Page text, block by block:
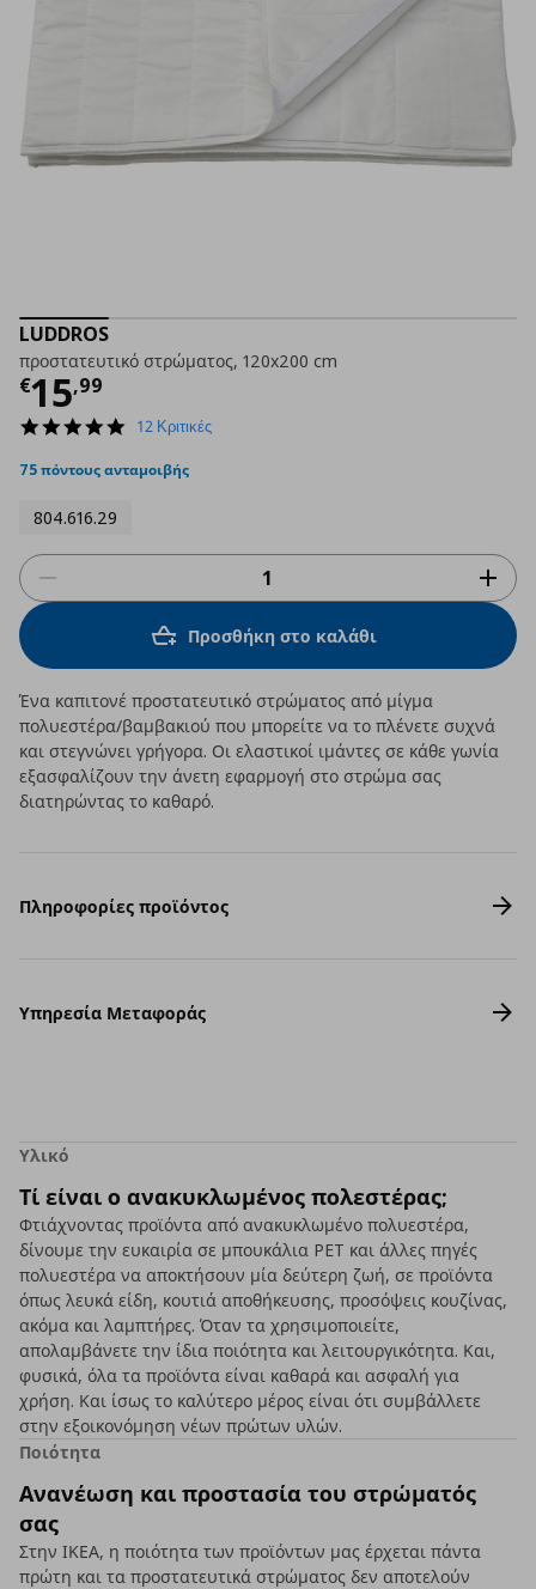
LUDDROS
προστατευτικό στρώματος, 120x200 cm
€15,99
Τρέχουσα τιμή
4.8
rating
12 Κριτικές
75 πόντους ανταμοιβής
804.616.29
Προσθήκη στο καλάθι
Ένα καπιτονέ προστατευτικό στρώματος από μίγμα
πολυεστέρα/βαμβακιού που μπορείτε να το πλένετε συχνά
και στεγνώνει γρήγορα. Οι ελαστικοί ιμάντες σε κάθε γωνία
εξασφαλίζουν την άνετη εφαρμογή στο στρώμα σας
διατηρώντας το καθαρό.
Πληροφορίες προϊόντος
Υπηρεσία Μεταφοράς
Υλικό
Τί είναι ο ανακυκλωμένος πολεστέρας;
Φτιάχνοντας προϊόντα από ανακυκλωμένο πολυεστέρα,
δίνουμε την ευκαιρία σε μπουκάλια PET και άλλες πηγές
πολυεστέρα να αποκτήσουν μία δεύτερη ζωή, σε προϊόντα
όπως λευκά είδη, κουτιά αποθήκευσης, προσόψεις κουζίνας,
ακόμα και λαμπτήρες. Όταν τα χρησιμοποιείτε,
απολαμβάνετε την ίδια ποιότητα και λειτουργικότητα. Και,
φυσικά, όλα τα προϊόντα είναι καθαρά και ασφαλή για
χρήση. Και ίσως το καλύτερο μέρος είναι ότι συμβάλλετε
στην εξοικονόμηση νέων πρώτων υλών.
Ποιότητα
Ανανέωση και προστασία του στρώματός
σας
Στην ΙΚΕΑ, η ποιότητα των προϊόντων μας έρχεται πάντα
πρώτη και τα προστατευτικά στρώματος δεν αποτελούν